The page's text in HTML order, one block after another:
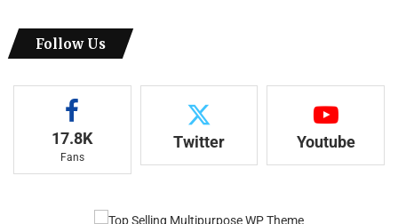
Follow Us
17.8K
Fans
Twitter Youtube